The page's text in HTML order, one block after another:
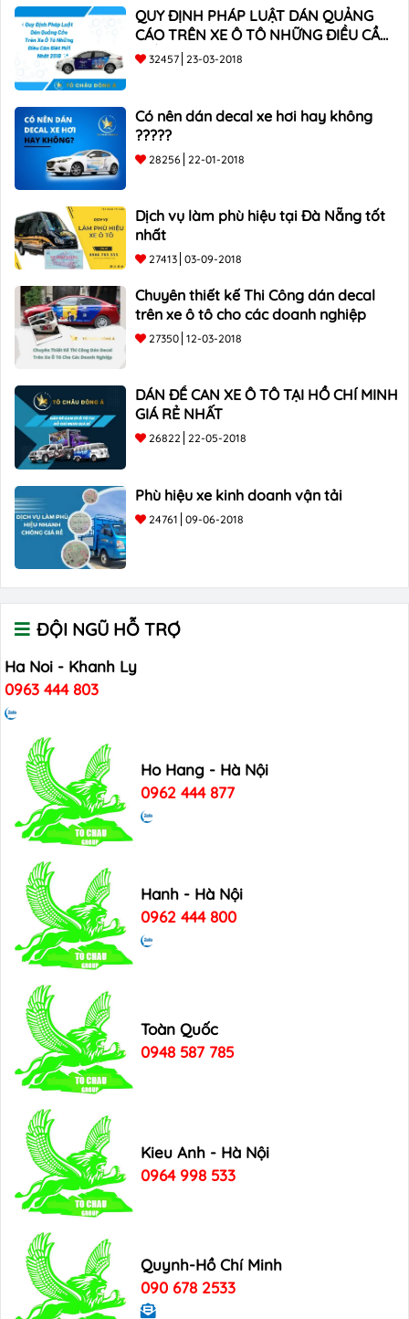
QUY ĐỊNH PHÁP LUẬT DÁN QUẢNG
CÁO TRÊN XE Ô TÔ NHỮNG ĐIỀU CẦN
BIẾT mới nhất 2018 ???
32457 23-03-2018
Có nên dán decal xe hơi hay không
?????
28256 22-01-2018
Dịch vụ làm phù hiệu tại Đà Nẵng tốt
nhất
27413 03-09-2018
Chuyên thiết kế Thi Công dán decal
trên xe ô tô cho các doanh nghiệp
27350 12-03-2018
DÁN ĐỀ CAN XE Ô TÔ TẠI HỒ CHÍ MINH
GIÁ RẺ NHẤT
26822 22-05-2018
Phù hiệu xe kinh doanh vận tải
24761 09-06-2018
ĐỘI NGŨ HỖ TRỢ
Ha Noi - Khanh Ly
0963 444 803
Ho Hang - Hà Nội
0962 444 877
Hanh - Hà Nội
0962 444 800
Toàn Quốc
0948 587 785
Kieu Anh - Hà Nội
0964 998 533
Quynh-Hồ Chí Minh
090 678 2533